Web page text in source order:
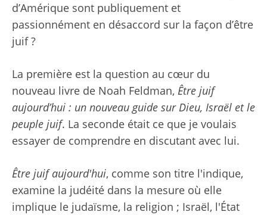
d’Amérique sont publiquement et
passionnément en désaccord sur la façon d’être
juif ?
La première est la question au cœur du
nouveau livre de Noah Feldman, Être juif
aujourd’hui : un nouveau guide sur Dieu, Israël et le
peuple juif. La seconde était ce que je voulais
essayer de comprendre en discutant avec lui.
Être juif aujourd'hui, comme son titre l'indique,
examine la judéité dans la mesure où elle
implique le judaïsme, la religion ; Israël, l'État